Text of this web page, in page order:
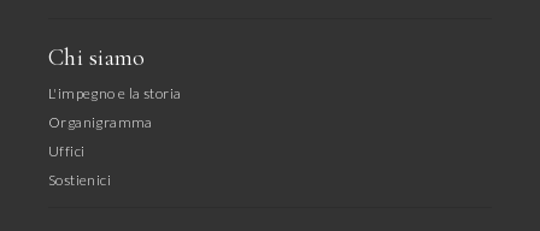
Chi siamo
L'impegno e la storia
Organigramma
Uffici
Sostienici